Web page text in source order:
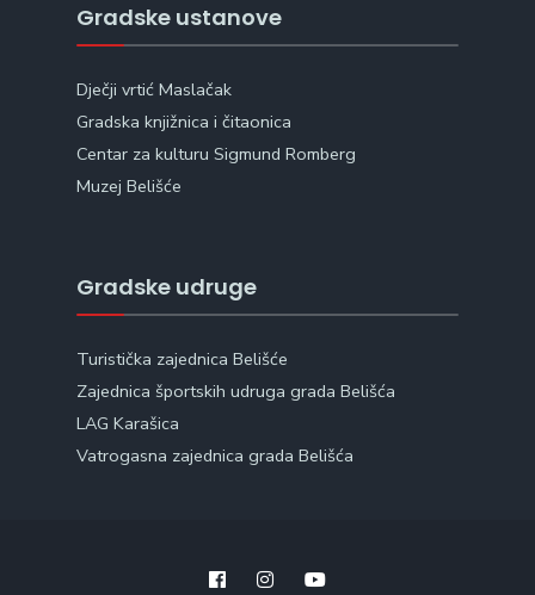
Gradske ustanove
Dječji vrtić Maslačak
Gradska knjižnica i čitaonica
Centar za kulturu Sigmund Romberg
Muzej Belišće
Gradske udruge
Turistička zajednica Belišće
Zajednica športskih udruga grada Belišća
LAG Karašica
Vatrogasna zajednica grada Belišća